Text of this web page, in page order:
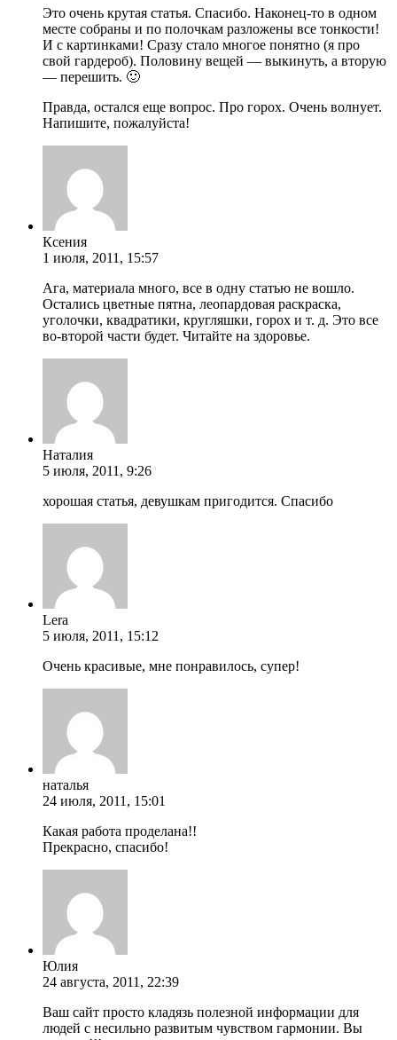
Это очень крутая статья. Спасибо. Наконец-то в одном
месте собраны и по полочкам разложены все тонкости!
И с картинками! Сразу стало многое понятно (я про
свой гардероб). Половину вещей — выкинуть, а вторую
— перешить. 🙂
Правда, остался еще вопрос. Про горох. Очень волнует.
Напишите, пожалуйста!
Ксения
1 июля, 2011, 15:57
Ага, материала много, все в одну статью не вошло.
Остались цветные пятна, леопардовая раскраска,
уголочки, квадратики, кругляшки, горох и т. д. Это все
во-второй части будет. Читайте на здоровье.
Наталия
5 июля, 2011, 9:26
хорошая статья, девушкам пригодится. Спасибо
Lera
5 июля, 2011, 15:12
Очень красивые, мне понравилось, супер!
наталья
24 июля, 2011, 15:01
Какая работа проделана!!
Прекрасно, спасибо!
Юлия
24 августа, 2011, 22:39
Ваш сайт просто кладязь полезной информации для
людей с несильно развитым чувством гармонии. Вы